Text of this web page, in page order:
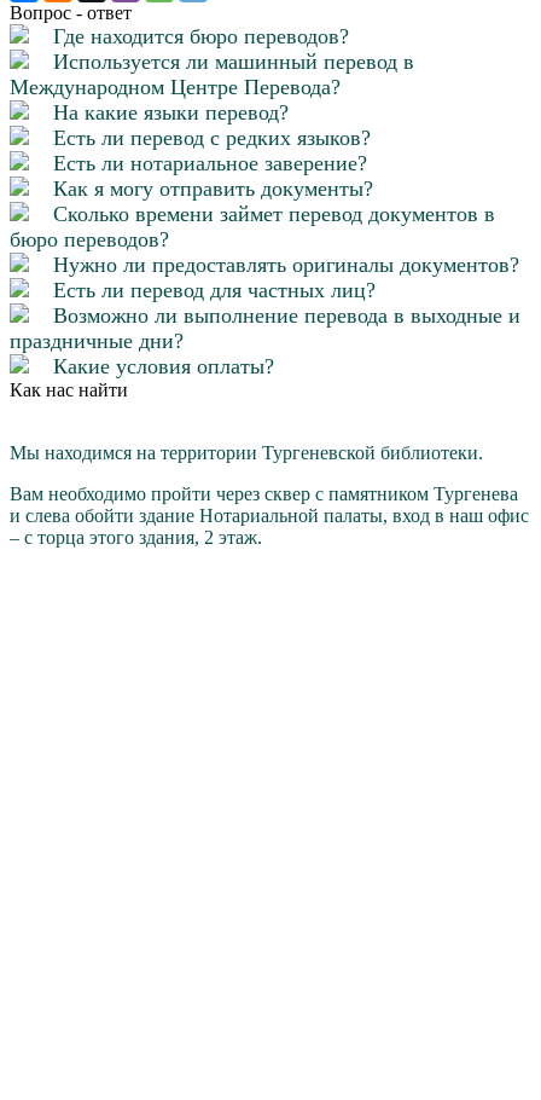
Вопрос - ответ
Где находится бюро переводов?
Используется ли машинный перевод в
Международном Центре Перевода?
На какие языки перевод?
Есть ли перевод с редких языков?
Есть ли нотариальное заверение?
Как я могу отправить документы?
Сколько времени займет перевод документов в
бюро переводов?
Нужно ли предоставлять оригиналы документов?
Есть ли перевод для частных лиц?
Возможно ли выполнение перевода в выходные и
праздничные дни?
Какие условия оплаты?
Как нас найти
Мы находимся на территории Тургеневской библиотеки.
Вам необходимо пройти через cквер с памятником Тургенева
и слева обойти здание Нотариальной палаты, вход в наш офис
– с торца этого здания, 2 этаж.